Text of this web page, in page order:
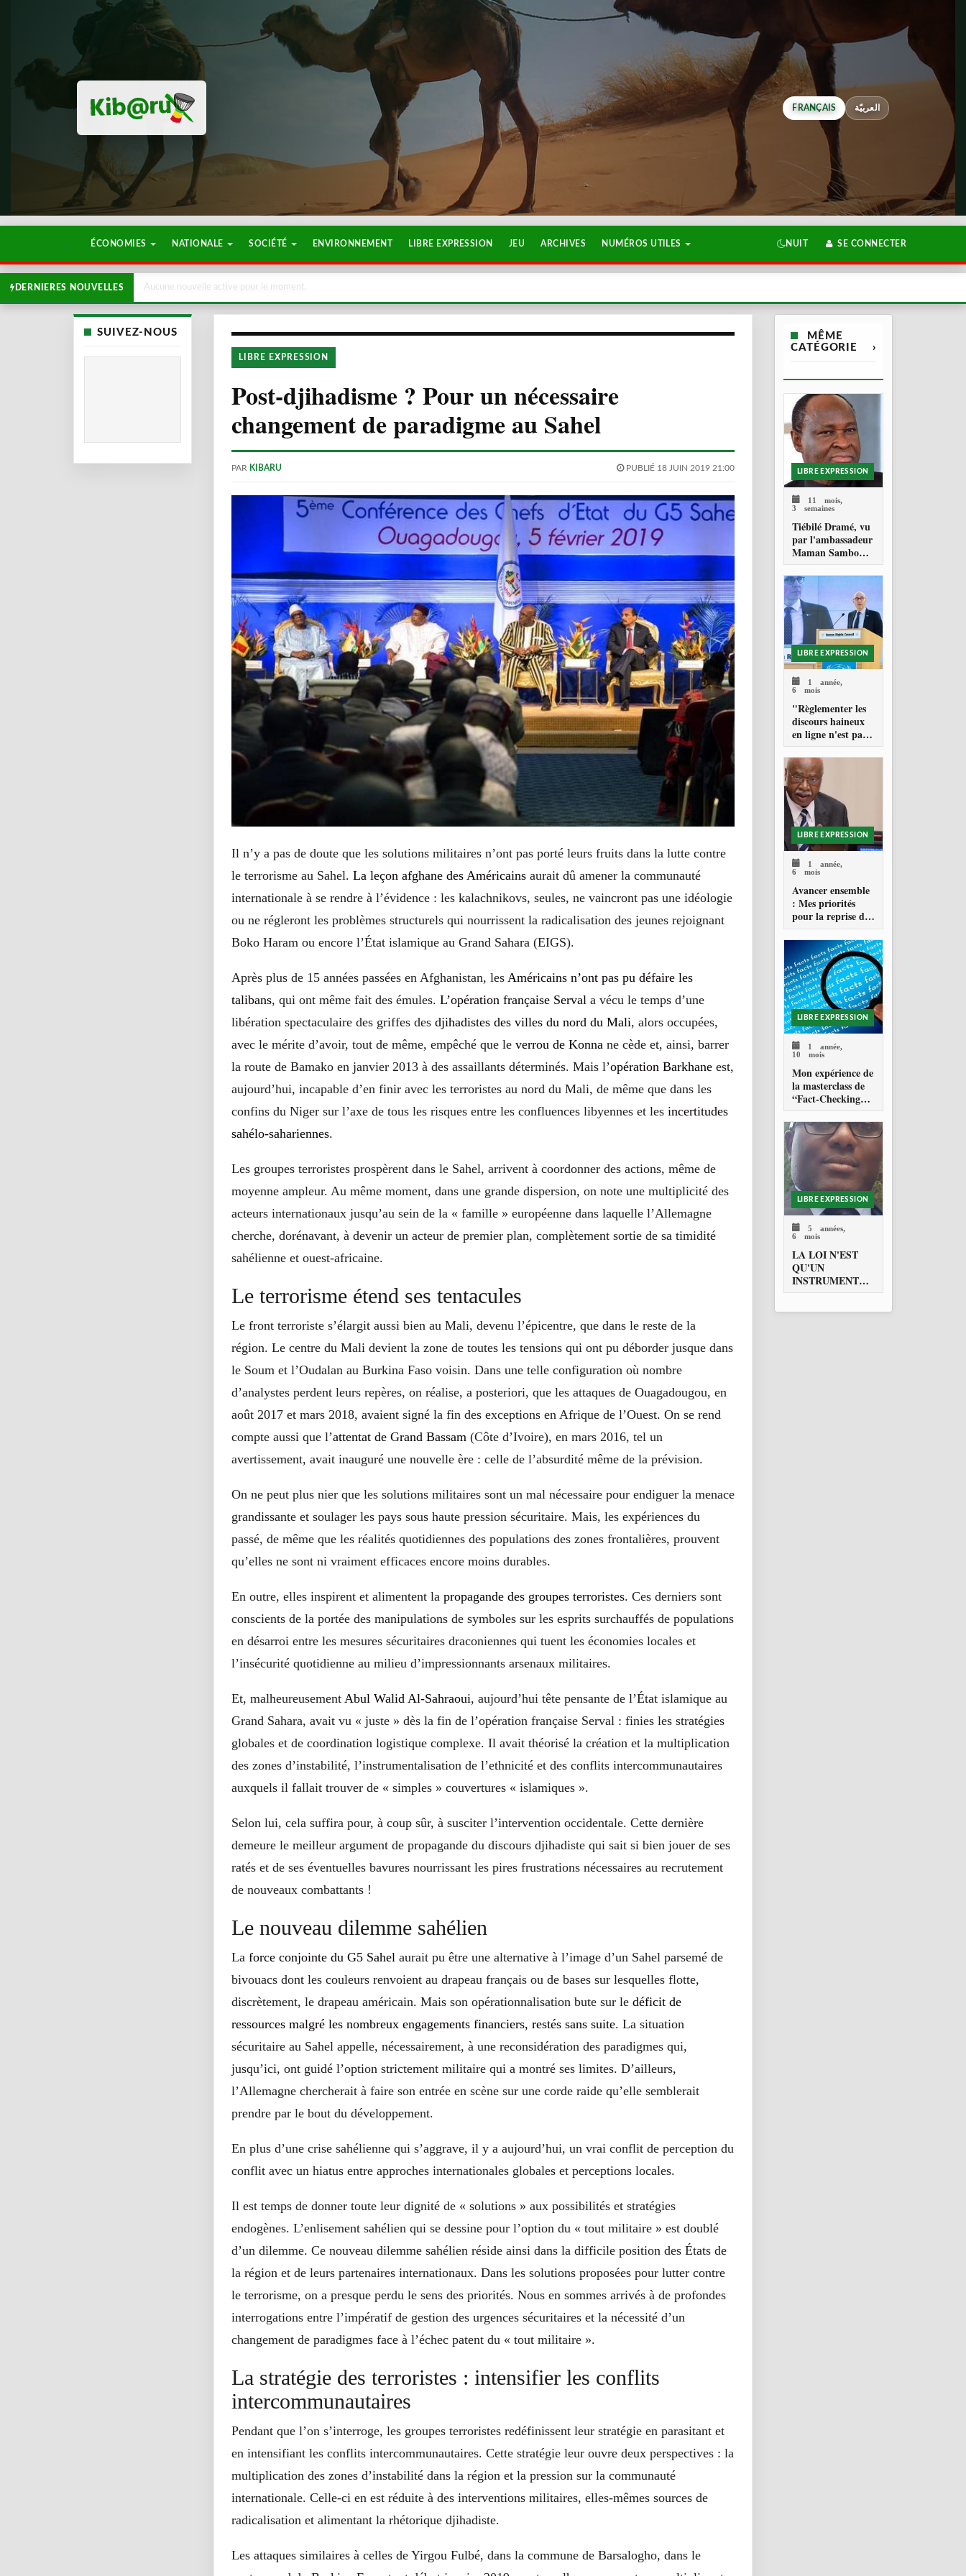
FRANÇAIS العربيّة
ÉCONOMIES NATIONALE SOCIÉTÉ ENVIRONNEMENT LIBRE EXPRESSION JEU ARCHIVES NUMÉROS UTILES NUIT SE CONNECTER
DERNIERES NOUVELLES Aucune nouvelle active pour le moment.
SUIVEZ-NOUS
LIBRE EXPRESSION
Post-djihadisme ? Pour un nécessaire
changement de paradigme au Sahel
PAR KIBARU PUBLIÉ 18 JUIN 2019 21:00
Il n’y a pas de doute que les solutions militaires n’ont pas porté leurs fruits dans la lutte contre
le terrorisme au Sahel. La leçon afghane des Américains aurait dû amener la communauté
internationale à se rendre à l’évidence : les kalachnikovs, seules, ne vaincront pas une idéologie
ou ne régleront les problèmes structurels qui nourrissent la radicalisation des jeunes rejoignant
Boko Haram ou encore l’État islamique au Grand Sahara (EIGS).
Après plus de 15 années passées en Afghanistan, les Américains n’ont pas pu défaire les
talibans, qui ont même fait des émules. L’opération française Serval a vécu le temps d’une
libération spectaculaire des griffes des djihadistes des villes du nord du Mali, alors occupées,
avec le mérite d’avoir, tout de même, empêché que le verrou de Konna ne cède et, ainsi, barrer
la route de Bamako en janvier 2013 à des assaillants déterminés. Mais l’opération Barkhane est,
aujourd’hui, incapable d’en finir avec les terroristes au nord du Mali, de même que dans les
confins du Niger sur l’axe de tous les risques entre les confluences libyennes et les incertitudes
sahélo-sahariennes.
Les groupes terroristes prospèrent dans le Sahel, arrivent à coordonner des actions, même de
moyenne ampleur. Au même moment, dans une grande dispersion, on note une multiplicité des
acteurs internationaux jusqu’au sein de la « famille » européenne dans laquelle l’Allemagne
cherche, dorénavant, à devenir un acteur de premier plan, complètement sortie de sa timidité
sahélienne et ouest-africaine.
Le terrorisme étend ses tentacules
Le front terroriste s’élargit aussi bien au Mali, devenu l’épicentre, que dans le reste de la
région. Le centre du Mali devient la zone de toutes les tensions qui ont pu déborder jusque dans
le Soum et l’Oudalan au Burkina Faso voisin. Dans une telle configuration où nombre
d’analystes perdent leurs repères, on réalise, a posteriori, que les attaques de Ouagadougou, en
août 2017 et mars 2018, avaient signé la fin des exceptions en Afrique de l’Ouest. On se rend
compte aussi que l’attentat de Grand Bassam (Côte d’Ivoire), en mars 2016, tel un
avertissement, avait inauguré une nouvelle ère : celle de l’absurdité même de la prévision.
On ne peut plus nier que les solutions militaires sont un mal nécessaire pour endiguer la menace
grandissante et soulager les pays sous haute pression sécuritaire. Mais, les expériences du
passé, de même que les réalités quotidiennes des populations des zones frontalières, prouvent
qu’elles ne sont ni vraiment efficaces encore moins durables.
En outre, elles inspirent et alimentent la propagande des groupes terroristes. Ces derniers sont
conscients de la portée des manipulations de symboles sur les esprits surchauffés de populations
en désarroi entre les mesures sécuritaires draconiennes qui tuent les économies locales et
l’insécurité quotidienne au milieu d’impressionnants arsenaux militaires.
Et, malheureusement Abul Walid Al-Sahraoui, aujourd’hui tête pensante de l’État islamique au
Grand Sahara, avait vu « juste » dès la fin de l’opération française Serval : finies les stratégies
globales et de coordination logistique complexe. Il avait théorisé la création et la multiplication
des zones d’instabilité, l’instrumentalisation de l’ethnicité et des conflits intercommunautaires
auxquels il fallait trouver de « simples » couvertures « islamiques ».
Selon lui, cela suffira pour, à coup sûr, à susciter l’intervention occidentale. Cette dernière
demeure le meilleur argument de propagande du discours djihadiste qui sait si bien jouer de ses
ratés et de ses éventuelles bavures nourrissant les pires frustrations nécessaires au recrutement
de nouveaux combattants !
Le nouveau dilemme sahélien
La force conjointe du G5 Sahel aurait pu être une alternative à l’image d’un Sahel parsemé de
bivouacs dont les couleurs renvoient au drapeau français ou de bases sur lesquelles flotte,
discrètement, le drapeau américain. Mais son opérationnalisation bute sur le déficit de
ressources malgré les nombreux engagements financiers, restés sans suite. La situation
sécuritaire au Sahel appelle, nécessairement, à une reconsidération des paradigmes qui,
jusqu’ici, ont guidé l’option strictement militaire qui a montré ses limites. D’ailleurs,
l’Allemagne chercherait à faire son entrée en scène sur une corde raide qu’elle semblerait
prendre par le bout du développement.
En plus d’une crise sahélienne qui s’aggrave, il y a aujourd’hui, un vrai conflit de perception du
conflit avec un hiatus entre approches internationales globales et perceptions locales.
Il est temps de donner toute leur dignité de « solutions » aux possibilités et stratégies
endogènes. L’enlisement sahélien qui se dessine pour l’option du « tout militaire » est doublé
d’un dilemme. Ce nouveau dilemme sahélien réside ainsi dans la difficile position des États de
la région et de leurs partenaires internationaux. Dans les solutions proposées pour lutter contre
le terrorisme, on a presque perdu le sens des priorités. Nous en sommes arrivés à de profondes
interrogations entre l’impératif de gestion des urgences sécuritaires et la nécessité d’un
changement de paradigmes face à l’échec patent du « tout militaire ».
La stratégie des terroristes : intensifier les conflits
intercommunautaires
Pendant que l’on s’interroge, les groupes terroristes redéfinissent leur stratégie en parasitant et
en intensifiant les conflits intercommunautaires. Cette stratégie leur ouvre deux perspectives : la
multiplication des zones d’instabilité dans la région et la pression sur la communauté
internationale. Celle-ci en est réduite à des interventions militaires, elles-mêmes sources de
radicalisation et alimentant la rhétorique djihadiste.
Les attaques similaires à celles de Yirgou Fulbé, dans la commune de Barsalogho, dans le
MÊME
CATÉGORIE
›
LIBRE EXPRESSION
11 mois,
3 semaines
Tiébilé Dramé, vu
par l'ambassadeur
Maman Sambo
SIDIKOU :
hommage à un
Homme d'Etat - et
une source
d'inspiration
LIBRE EXPRESSION
1 année,
6 mois
"Règlementer les
discours haineux
en ligne n'est pas
de la censure "
LIBRE EXPRESSION
1 année,
6 mois
Avancer ensemble
: Mes priorités
pour la reprise de
la 79e session de
l'assemblée
générale des
Nations Unies
LIBRE EXPRESSION
1 année,
10 mois
Mon expérience de
la masterclass de
“Fact-Checking”
organisée par
Code for Africa
dans le cadre de la
lutte contre la
désinformation en
Afrique
LIBRE EXPRESSION
5 années,
6 mois
LA LOI N'EST
QU'UN
INSTRUMENT
DE